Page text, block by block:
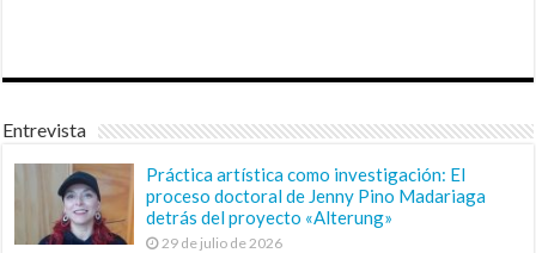
Entrevista
Práctica artística como investigación: El
proceso doctoral de Jenny Pino Madariaga
detrás del proyecto «Alterung»
29 de julio de 2026